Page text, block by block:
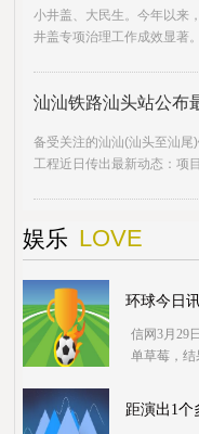
小井盖、大民生。今年以来
井盖专项治理工作成效显著
汕汕铁路汕头站公布
备受关注的汕汕(汕头至汕尾
工程近日传出最新动态：项
娱乐 LOVE
环球今日
信网3月29
单草莓，结
到全额退
距演出1个